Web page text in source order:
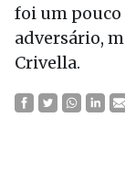
foi um
adversário,
Crivella.